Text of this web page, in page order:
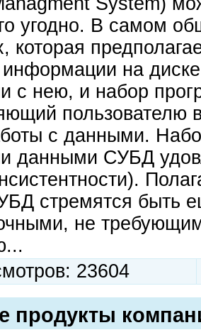
угодно. В самом
которая
на
с нею, и набор
пользователю
с данными.
данными СУБД
стремятся быть
не
23604
продукты